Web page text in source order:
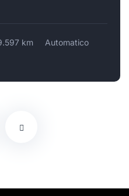
km
Automatico